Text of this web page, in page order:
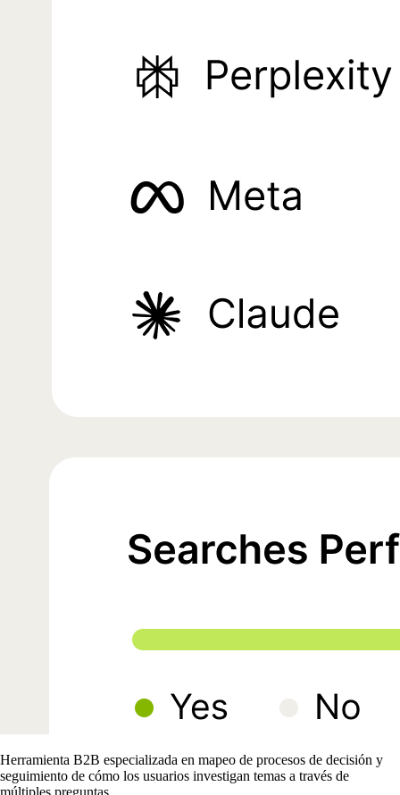
Herramienta B2B especializada en mapeo de procesos de decisión y
seguimiento de cómo los usuarios investigan temas a través de
múltiples preguntas